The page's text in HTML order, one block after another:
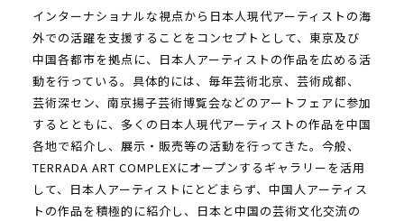
インターナショナルな視点から日本人現代アーティストの海
外での活躍を支援することをコンセプトとして、東京及び
中国各都市を拠点に、日本人アーティストの作品を広める活
動を行っている。具体的には、毎年芸術北京、芸術成都、
芸術深セン、南京揚子芸術博覧会などのアートフェアに参加
するとともに、多くの日本人現代アーティストの作品を中国
各地で紹介し、展示・販売等の活動を行ってきた。今般、
TERRADA ART COMPLEXにオープンするギャラリーを活用
して、日本人アーティストにとどまらず、中国人アーティス
トの作品を積極的に紹介し、日本と中国の芸術文化交流の